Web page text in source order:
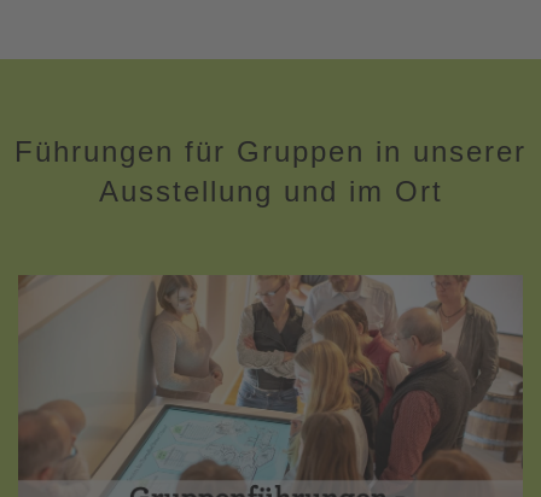
Führungen für Gruppen in unserer
Ausstellung und im Ort